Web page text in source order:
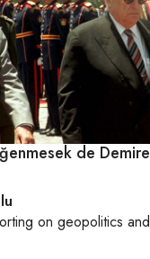
de
on geopolitics